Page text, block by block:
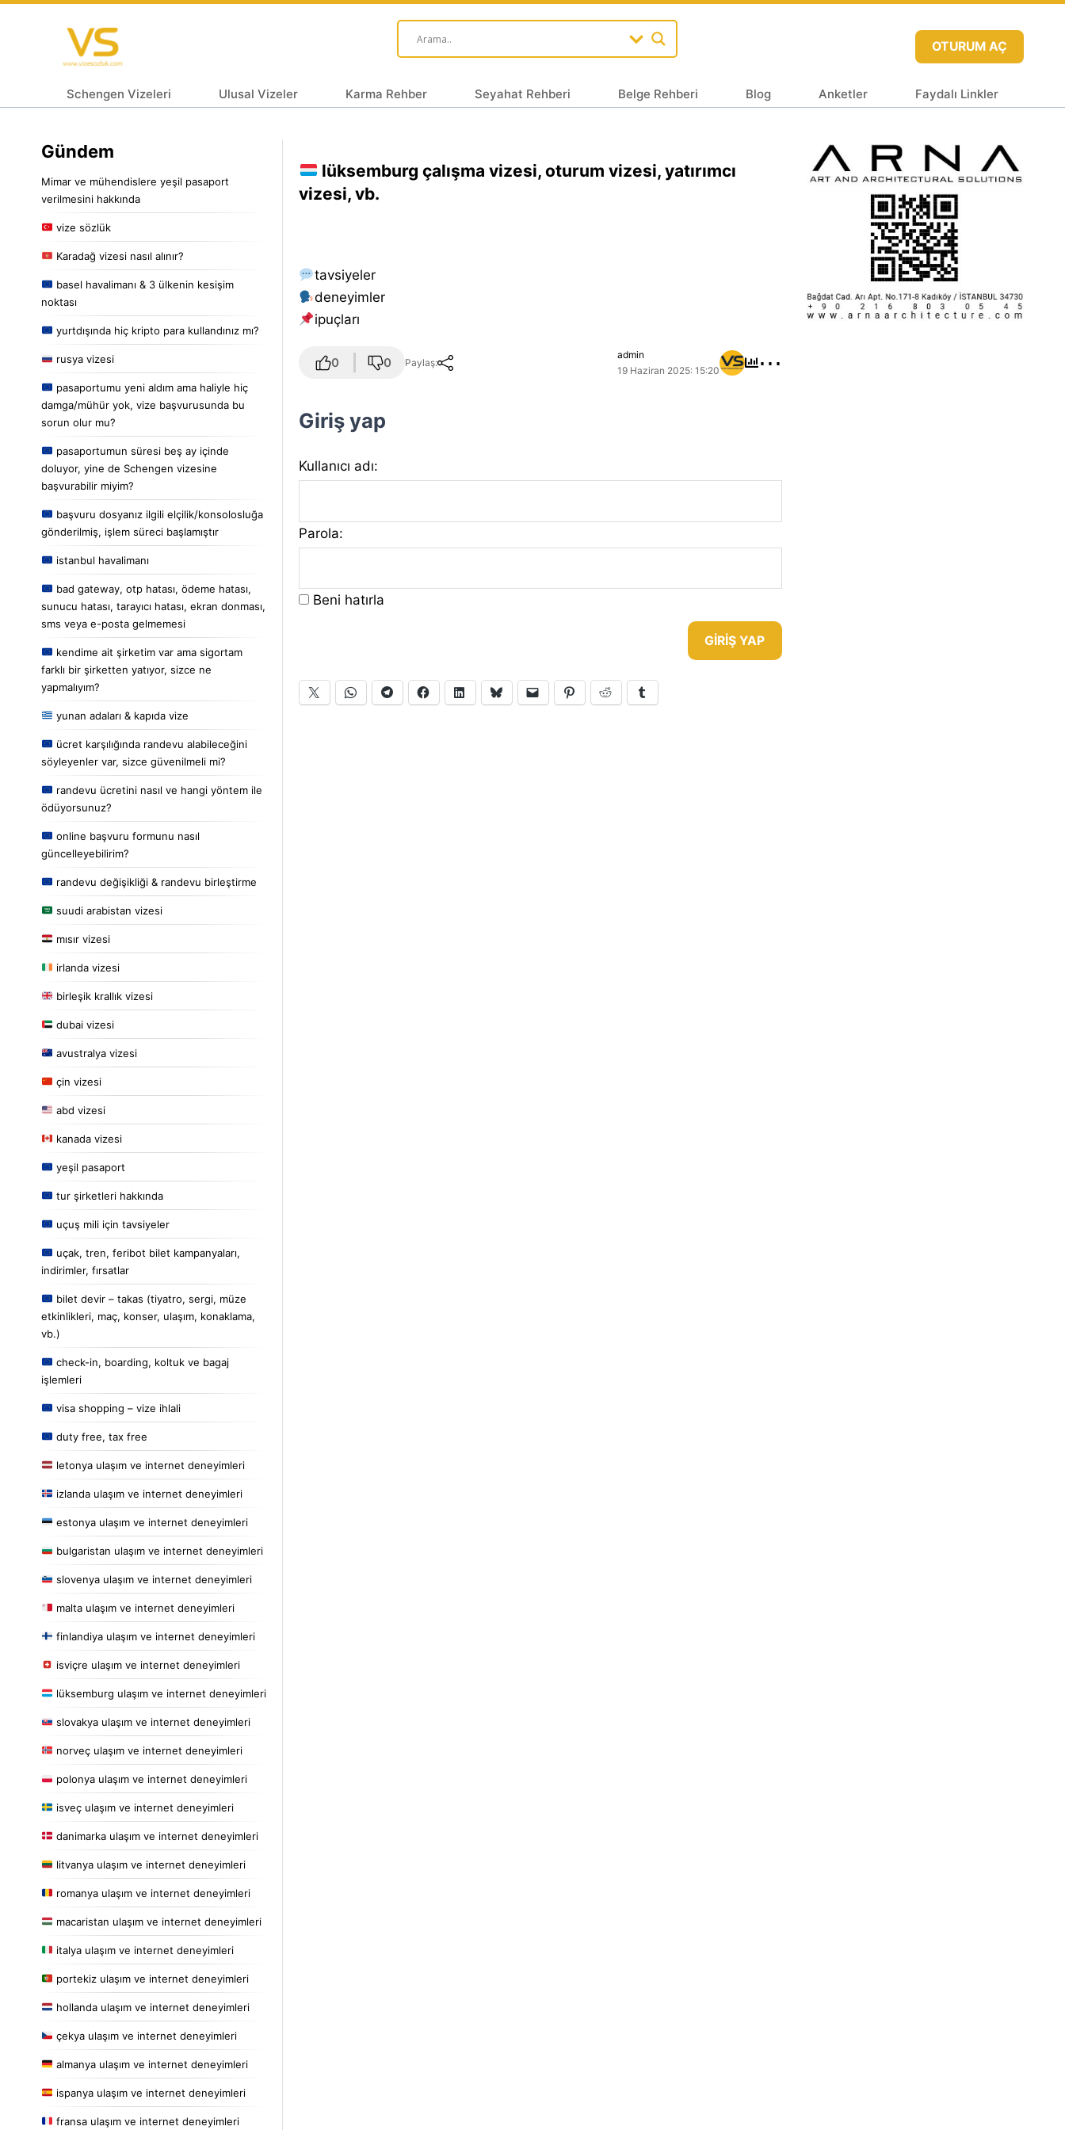
OTURUM AÇ
Schengen Vizeleri Ulusal Vizeler Karma Rehber Seyahat Rehberi Belge Rehberi Blog Anketler Faydalı Linkler
Gündem
Mimar ve mühendislere yeşil pasaport
verilmesini hakkında
vize sözlük
Karadağ vizesi nasıl alınır?
basel havalimanı & 3 ülkenin kesişim
noktası
yurtdışında hiç kripto para kullandınız mı?
rusya vizesi
pasaportumu yeni aldım ama haliyle hiç
damga/mühür yok, vize başvurusunda bu
sorun olur mu?
pasaportumun süresi beş ay içinde
doluyor, yine de Schengen vizesine
başvurabilir miyim?
başvuru dosyanız ilgili elçilik/konsolosluğa
gönderilmiş, işlem süreci başlamıştır
istanbul havalimanı
bad gateway, otp hatası, ödeme hatası,
sunucu hatası, tarayıcı hatası, ekran donması,
sms veya e-posta gelmemesi
kendime ait şirketim var ama sigortam
farklı bir şirketten yatıyor, sizce ne
yapmalıyım?
yunan adaları & kapıda vize
ücret karşılığında randevu alabileceğini
söyleyenler var, sizce güvenilmeli mi?
randevu ücretini nasıl ve hangi yöntem ile
ödüyorsunuz?
online başvuru formunu nasıl
güncelleyebilirim?
randevu değişikliği & randevu birleştirme
suudi arabistan vizesi
mısır vizesi
irlanda vizesi
birleşik krallık vizesi
dubai vizesi
avustralya vizesi
çin vizesi
abd vizesi
kanada vizesi
yeşil pasaport
tur şirketleri hakkında
uçuş mili için tavsiyeler
uçak, tren, feribot bilet kampanyaları,
indirimler, fırsatlar
bilet devir – takas (tiyatro, sergi, müze
etkinlikleri, maç, konser, ulaşım, konaklama,
vb.)
check-in, boarding, koltuk ve bagaj
işlemleri
visa shopping – vize ihlali
duty free, tax free
letonya ulaşım ve internet deneyimleri
izlanda ulaşım ve internet deneyimleri
estonya ulaşım ve internet deneyimleri
bulgaristan ulaşım ve internet deneyimleri
slovenya ulaşım ve internet deneyimleri
malta ulaşım ve internet deneyimleri
finlandiya ulaşım ve internet deneyimleri
isviçre ulaşım ve internet deneyimleri
lüksemburg ulaşım ve internet deneyimleri
slovakya ulaşım ve internet deneyimleri
norveç ulaşım ve internet deneyimleri
polonya ulaşım ve internet deneyimleri
isveç ulaşım ve internet deneyimleri
danimarka ulaşım ve internet deneyimleri
litvanya ulaşım ve internet deneyimleri
romanya ulaşım ve internet deneyimleri
macaristan ulaşım ve internet deneyimleri
italya ulaşım ve internet deneyimleri
portekiz ulaşım ve internet deneyimleri
hollanda ulaşım ve internet deneyimleri
çekya ulaşım ve internet deneyimleri
almanya ulaşım ve internet deneyimleri
ispanya ulaşım ve internet deneyimleri
fransa ulaşım ve internet deneyimleri
lüksemburg çalışma vizesi, oturum vizesi, yatırımcı
vizesi, vb.
tavsiyeler
deneyimler
i̇puçları
0 0 Paylaş:
admin
19 Haziran 2025: 15:20
⋯
Giriş yap
Kullanıcı adı:
Parola:
Beni hatırla
GIRIŞ YAP